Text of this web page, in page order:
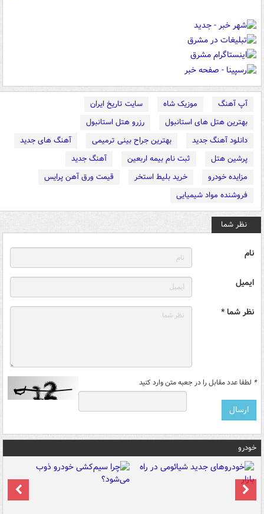
آپ آهنگ موزیک شاه
سایت تاریخ ایران
بهترین هتل های استانبول
رزرو هتل استانبول
دانلود آهنگ جدید
بهترین جراح بینی ترمیمی
آهنگ های جدید
پرشین هتل
ثبت نام بیمه اربعین
آهنگ جدید
مزایده خودرو
خرید بلیط استخر
قیمت ورق آهن پرایس
فروشنده مواد شیمیایی
نظر شما
نام
ایمیل
نظر شما *
* لطفا عدد مقابل را در جعبه متن وارد کنید
خودرو